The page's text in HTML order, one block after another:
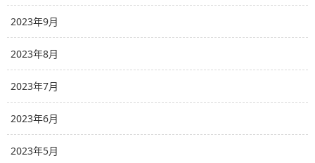
2023年9月
2023年8月
2023年7月
2023年6月
2023年5月